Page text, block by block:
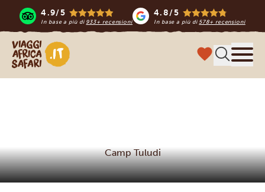
4.9/5
In base a più di 933+ recensioni
4.8/5
In base a più di578+ recensioni
Viaggi Africa Safari
Camp Tuludi